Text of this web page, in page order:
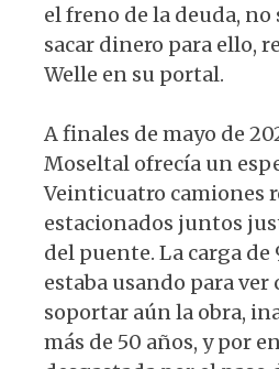
el freno de la deuda, no
sacar dinero para ello,
Welle en su portal.
A finales de mayo de
Moseltal ofrecía un
Veinticuatro camiones
estacionados juntos
del puente. La carga de
estaba usando para
soportar aún la obra,
más de 50 años, y por